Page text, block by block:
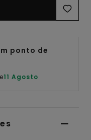
ponto de
11 Agosto